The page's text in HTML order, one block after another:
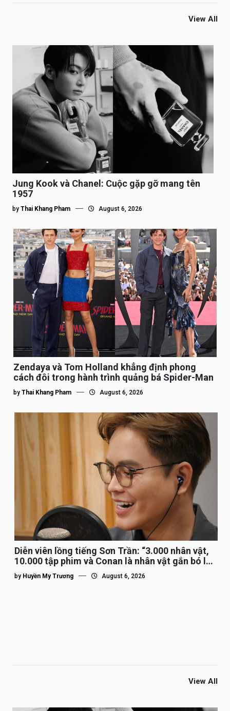
View All
Jung Kook và Chanel: Cuộc gặp gỡ mang tên
1957
by Thai Khang Pham August 6, 2026
Zendaya và Tom Holland khẳng định phong
cách đôi trong hành trình quảng bá Spider-Man
by Thai Khang Pham August 6, 2026
Diễn viên lồng tiếng Sơn Trần: “3.000 nhân vật,
10.000 tập phim và Conan là nhân vật gắn bó lâu
nhất”
by Huyền My Trương August 6, 2026
View All